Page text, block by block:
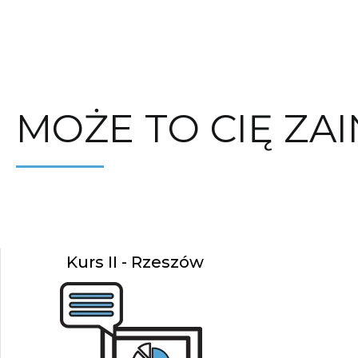
MOŻE TO CIĘ
Kurs II - Rzeszów